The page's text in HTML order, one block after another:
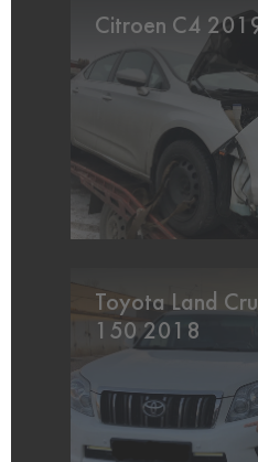
Citroen C4
Toyota Land
150 2018